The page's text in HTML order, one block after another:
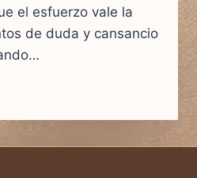
el esfuerzo vale la
de duda y cansancio